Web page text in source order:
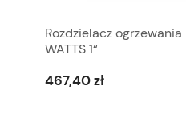
Rozdzielacz
WATTS 1“
467,40 zł